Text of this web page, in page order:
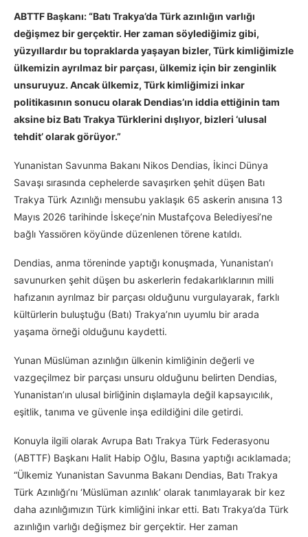
ABTTF Başkanı: “Batı Trakya’da Türk azınlığın varlığı
değişmez bir gerçektir. Her zaman söylediğimiz gibi,
yüzyıllardır bu topraklarda yaşayan bizler, Türk kimliğimizle
ülkemizin ayrılmaz bir parçası, ülkemiz için bir zenginlik
unsuruyuz. Ancak ülkemiz, Türk kimliğimizi inkar
politikasının sonucu olarak Dendias’ın iddia ettiğinin tam
aksine biz Batı Trakya Türklerini dışlıyor, bizleri ‘ulusal
tehdit’ olarak görüyor.”
Yunanistan Savunma Bakanı Nikos Dendias, İkinci Dünya
Savaşı sırasında cephelerde savaşırken şehit düşen Batı
Trakya Türk Azınlığı mensubu yaklaşık 65 askerin anısına 13
Mayıs 2026 tarihinde İskeçe’nin Mustafçova Belediyesi’ne
bağlı Yassıören köyünde düzenlenen törene katıldı.
Dendias, anma töreninde yaptığı konuşmada, Yunanistan’ı
savunurken şehit düşen bu askerlerin fedakarlıklarının milli
hafızanın ayrılmaz bir parçası olduğunu vurgulayarak, farklı
kültürlerin buluştuğu (Batı) Trakya’nın uyumlu bir arada
yaşama örneği olduğunu kaydetti.
Yunan Müslüman azınlığın ülkenin kimliğinin değerli ve
vazgeçilmez bir parçası unsuru olduğunu belirten Dendias,
Yunanistan’ın ulusal birliğinin dışlamayla değil kapsayıcılık,
eşitlik, tanıma ve güvenle inşa edildiğini dile getirdi.
Konuyla ilgili olarak Avrupa Batı Trakya Türk Federasyonu
(ABTTF) Başkanı Halit Habip Oğlu, Basına yaptığı acıklamada;
“Ülkemiz Yunanistan Savunma Bakanı Dendias, Batı Trakya
Türk Azınlığı’nı ‘Müslüman azınlık’ olarak tanımlayarak bir kez
daha azınlığımızın Türk kimliğini inkar etti. Batı Trakya’da Türk
azınlığın varlığı değişmez bir gerçektir. Her zaman